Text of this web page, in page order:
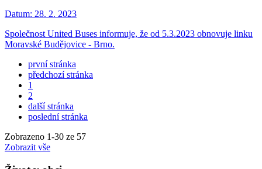
Datum: 28. 2. 2023
Společnost United Buses informuje, že od 5.3.2023 obnovuje linku
Moravské Budějovice - Brno.
první stránka
předchozí stránka
1
2
další stránka
poslední stránka
Zobrazeno 1-30 ze 57
Zobrazit vše